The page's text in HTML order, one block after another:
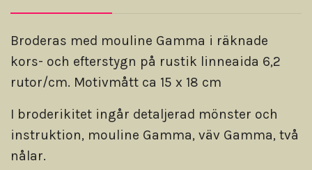
Broderas med mouline Gamma i räknade
kors- och efterstygn på rustik linneaida 6,2
rutor/cm. Motivmått ca 15 x 18 cm
I broderikitet ingår detaljerad mönster och
instruktion, mouline Gamma, väv Gamma, två
nålar.